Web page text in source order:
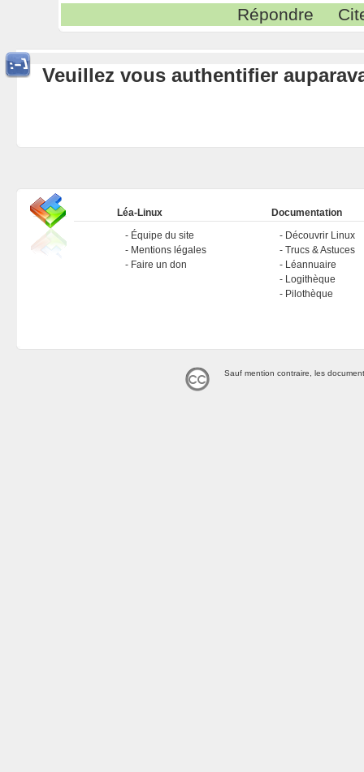
Répondre
Veuillez vous authentifier
Léa-Linux
Équipe du site
Mentions légales
Faire un don
Documentation
Découvrir Linux
Trucs & Astuces
Léannuaire
Logithèque
Pilothèque
Sauf mention contraire, les